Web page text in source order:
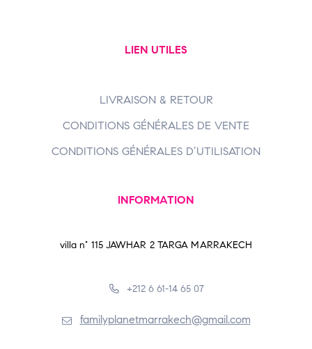
LIEN UTILES
LIVRAISON & RETOUR
CONDITIONS GÉNÉRALES DE VENTE
CONDITIONS GÉNÉRALES D’UTILISATION
INFORMATION
villa n° 115 JAWHAR 2 TARGA MARRAKECH
+212 6 61-14 65 07
familyplanetmarrakech@gmail.com